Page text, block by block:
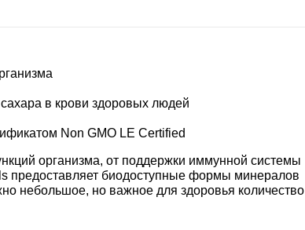
в крови здоровых людей
Non GMO LE Certified
организма, от поддержки иммунной системы
предоставляет биодоступные формы минералов
небольшое, но важное для здоровья количество